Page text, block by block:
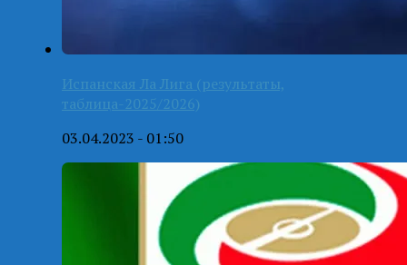
Испанская Ла Лига (результаты,
таблица-2025/2026)
03.04.2023 - 01:50